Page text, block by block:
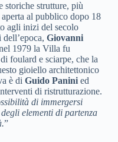
storiche strutture, più
al pubblico dopo 18
agli inizi del secolo
Giovanni
1979 la Villa fu
foulard e sciarpe, che la
gioiello architettonico
è di Guido Panini ed
di ristrutturazione.
di immergersi
elementi di partenza
”